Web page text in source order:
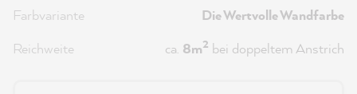
Farbvariante
Die Wertvolle Wandfarbe
Reichweite
ca. 8m2 bei doppeltem Anstrich